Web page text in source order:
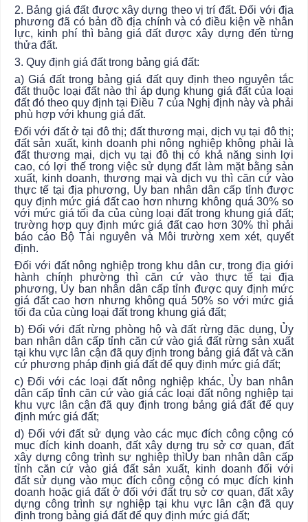
2. Bảng giá đất được xây dựng theo vị trí đất. Đối với địa
phương đã có bản đồ địa chính và có điều kiện về nhân
lực, kinh phí thì bảng giá đất được xây dựng đến từng
thửa đất.
3. Quy định giá đất trong bảng giá đất:
a) Giá đấttrong bảng giá đất quy định theo nguyên tắc
đất thuộc loại đất nào thì áp dụng khung giá đất của loại
đất đó theo quy định tại Điều 7 của Nghị định này và phải
phù hợp với khung giá đất.
Đối với đất ở tại đô thị; đất thương mại, dịch vụ tại đô thị;
đất sản xuất, kinh doanh phi nông nghiệp không phải là
đất thương mại, dịch vụ tại đô thị có khả năng sinh lợi
cao, có lợi thế trong việc sử dụng đất làm mặt bằng sản
xuất, kinh doanh, thương mại và dịch vụ thì căn cứ vào
thực tế tại địa phương, Ủy ban nhân dân cấp tỉnh được
quy định mức giá đất cao hơn nhưng không quá 30% so
với mức giá tối đa của cùng loại đất trong khung giá đất;
trường hợp quy định mức giá đất cao hơn 30% thì phải
báo cáo Bộ Tài nguyên và Môi trường xem xét, quyết
định.
Đối với đất nông nghiệp trong khu dân cư, trong địa giới
hành chính phường thì căn cứ vào thực tế tại địa
phương, Ủy ban nhân dân cấp tỉnh được quy định mức
giá đất cao hơn nhưng không quá 50% so với mức giá
tối đa của cùng loại đất trong khung giá đất;
b) Đối với đất rừng phòng hộ và đất rừng đặc dụng, Ủy
ban nhân dân cấp tỉnh căn cứ vào giá đất rừng sản xuất
tại khu vực lân cận đã quy định trong bảng giá đất và căn
cứ phương pháp định giá đất để quy định mức giá đất;
c) Đối với các loại đất nông nghiệp khác, Ủy ban nhân
dân cấp tỉnh căn cứ vào giá các loại đất nông nghiệp tại
khu vực lân cận đã quy định trong bảng giá đất để quy
định mức giá đất;
d) Đối với đất sử dụng vào các mục đích công cộng có
mục đích kinh doanh, đất xây dựng trụ sở cơ quan, đất
xây dựng công trình sự nghiệp thìỦy ban nhân dân cấp
tỉnh căn cứ vào giá đất sản xuất, kinh doanh đối với
đất sử dụng vào mục đích công cộng có mục đích kinh
doanh hoặc giá đất ở đối với đất trụ sở cơ quan, đất xây
dựng công trình sự nghiệp tại khu vực lân cận đã quy
định trong bảng giá đất để quy định mức giá đất;